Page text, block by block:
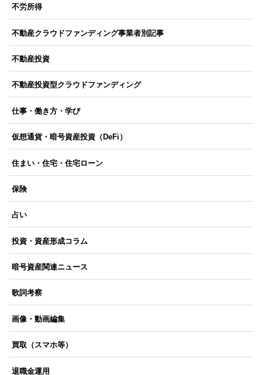
不労所得
不動産クラウドファンディング事業者別記事
不動産投資
不動産投資型クラウドファンディング
仕事・働き方・学び
仮想通貨・暗号資産投資（DeFi）
住まい・住宅・住宅ローン
保険
占い
投資・資産形成コラム
暗号資産関連ニュース
歌詞考察
画像・動画編集
買取（スマホ等）
退職金運用